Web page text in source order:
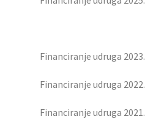
Financiranje udruga 2023.
Financiranje udruga 2022.
Financiranje udruga 2021.